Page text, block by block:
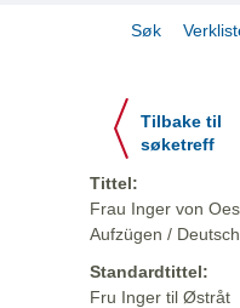
Søk
Tilbake til
søketreff
Tittel:
Frau Inger von
Aufzügen /
Standardtittel:
Fru Inger til Østråt